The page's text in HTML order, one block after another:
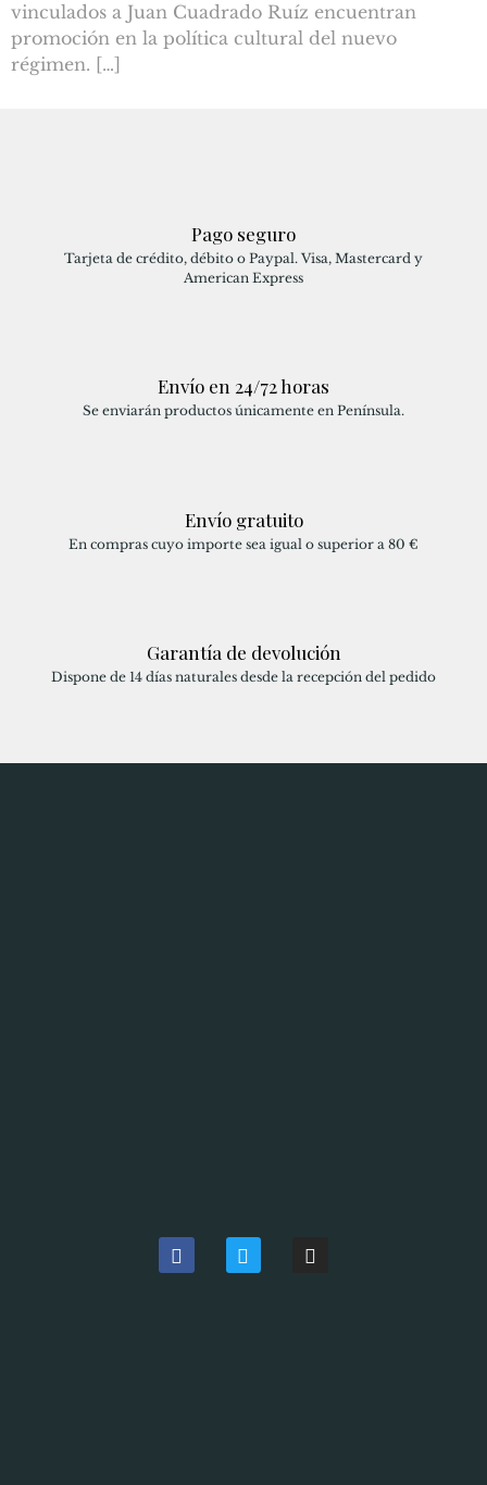
vinculados a Juan Cuadrado Ruíz encuentran
promoción en la política cultural del nuevo
régimen. […]
Pago seguro
Tarjeta de crédito, débito o Paypal. Visa, Mastercard y
American Express
Envío en 24/72 horas
Se enviarán productos únicamente en Península.
Envío gratuito
En compras cuyo importe sea igual o superior a 80 €
Garantía de devolución
Dispone de 14 días naturales desde la recepción del pedido